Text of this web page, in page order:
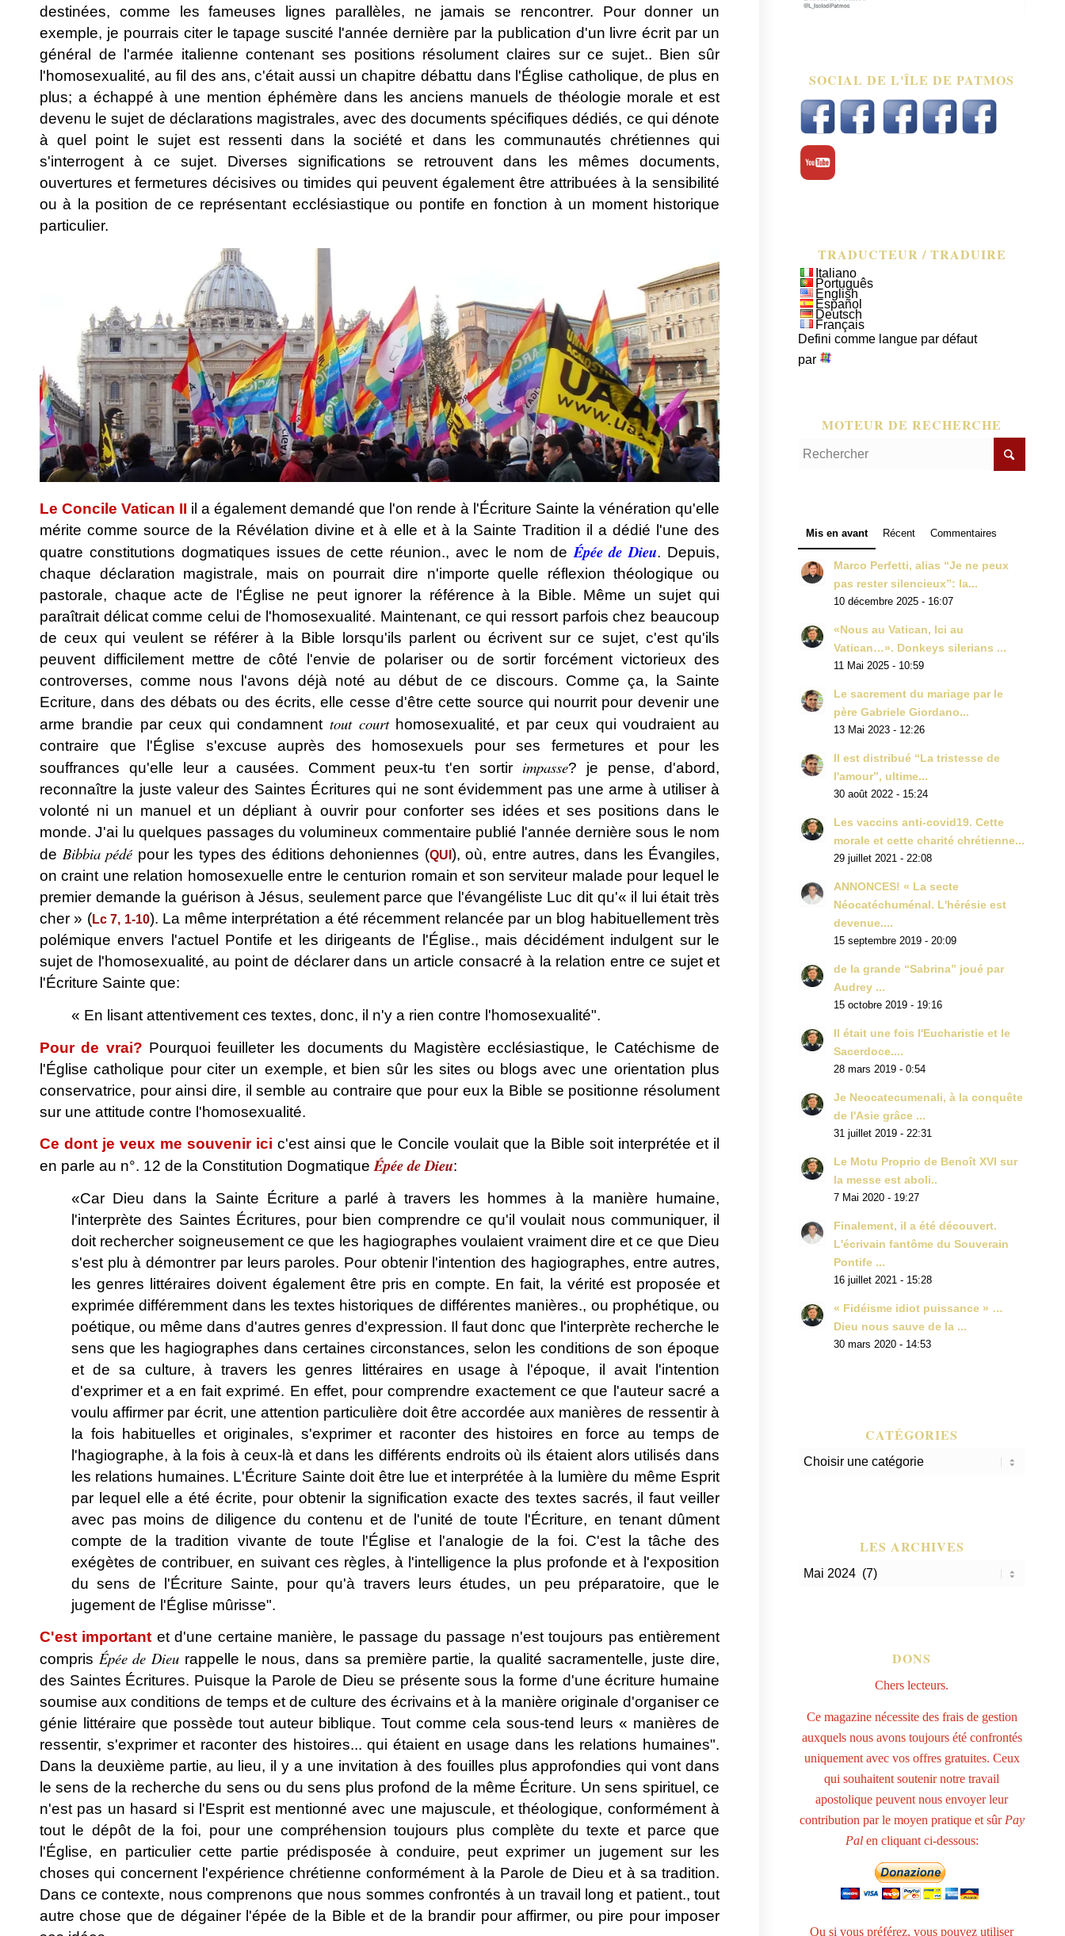
destinées, comme les fameuses lignes parallèles, ne jamais se rencontrer. Pour donner un
exemple, je pourrais citer le tapage suscité l'année dernière par la publication d'un livre écrit par un
général de l'armée italienne contenant ses positions résolument claires sur ce sujet.. Bien sûr
l'homosexualité, au fil des ans, c'était aussi un chapitre débattu dans l'Église catholique, de plus en
plus; a échappé à une mention éphémère dans les anciens manuels de théologie morale et est
devenu le sujet de déclarations magistrales, avec des documents spécifiques dédiés, ce qui dénote
à quel point le sujet est ressenti dans la société et dans les communautés chrétiennes qui
s'interrogent à ce sujet. Diverses significations se retrouvent dans les mêmes documents,
ouvertures et fermetures décisives ou timides qui peuvent également être attribuées à la sensibilité
ou à la position de ce représentant ecclésiastique ou pontife en fonction à un moment historique
particulier.
Le Concile Vatican II il a également demandé que l'on rende à l'Écriture Sainte la vénération qu'elle
mérite comme source de la Révélation divine et à elle et à la Sainte Tradition il a dédié l'une des
quatre constitutions dogmatiques issues de cette réunion., avec le nom deÉpée de Dieu. Depuis,
chaque déclaration magistrale, mais on pourrait dire n'importe quelle réflexion théologique ou
pastorale, chaque acte de l'Église ne peut ignorer la référence à la Bible. Même un sujet qui
paraîtrait délicat comme celui de l'homosexualité. Maintenant, ce qui ressort parfois chez beaucoup
de ceux qui veulent se référer à la Bible lorsqu'ils parlent ou écrivent sur ce sujet, c'est qu'ils
peuvent difficilement mettre de côté l'envie de polariser ou de sortir forcément victorieux des
controverses, comme nous l'avons déjà noté au début de ce discours. Comme ça, la Sainte
Ecriture, dans des débats ou des écrits, elle cesse d'être cette source qui nourrit pour devenir une
arme brandie par ceux qui condamnent tout courthomosexualité, et par ceux qui voudraient au
contraire que l'Église s'excuse auprès des homosexuels pour ses fermetures et pour les
souffrances qu'elle leur a causées. Comment peux-tu t'en sortir impasse? je pense, d'abord,
reconnaître la juste valeur des Saintes Écritures qui ne sont évidemment pas une arme à utiliser à
volonté ni un manuel et un dépliant à ouvrir pour conforter ses idées et ses positions dans le
monde. J'ai lu quelques passages du volumineux commentaire publié l'année dernière sous le nom
de Bibbia pédé pour les types des éditions dehoniennes (QUI ), où, entre autres, dans les Évangiles,
on craint une relation homosexuelle entre le centurion romain et son serviteur malade pour lequel le
premier demande la guérison à Jésus, seulement parce que l'évangéliste Luc dit qu'« il lui était très
cher » (Lc 7, 1-10). La même interprétation a été récemment relancée par un blog habituellement très
polémique envers l'actuel Pontife et les dirigeants de l'Église., mais décidément indulgent sur le
sujet de l'homosexualité, au point de déclarer dans un article consacré à la relation entre ce sujet et
l'Écriture Sainte que:
« En lisant attentivement ces textes, donc, il n'y a rien contre l'homosexualité".
Pour de vrai? Pourquoi feuilleter les documents du Magistère ecclésiastique, le Catéchisme de
l'Église catholique pour citer un exemple, et bien sûr les sites ou blogs avec une orientation plus
conservatrice, pour ainsi dire, il semble au contraire que pour eux la Bible se positionne résolument
sur une attitude contre l'homosexualité.
Ce dont je veux me souvenir ici c'est ainsi que le Concile voulait que la Bible soit interprétée et il
en parle au n°. 12 de la Constitution Dogmatique Épée de Dieu:
«Car Dieu dans la Sainte Écriture a parlé à travers les hommes à la manière humaine,
l'interprète des Saintes Écritures, pour bien comprendre ce qu'il voulait nous communiquer, il
doit rechercher soigneusement ce que les hagiographes voulaient vraiment dire et ce que Dieu
s'est plu à démontrer par leurs paroles. Pour obtenir l'intention des hagiographes, entre autres,
les genres littéraires doivent également être pris en compte. En fait, la vérité est proposée et
exprimée différemment dans les textes historiques de différentes manières., ou prophétique, ou
poétique, ou même dans d'autres genres d'expression. Il faut donc que l'interprète recherche le
sens que les hagiographes dans certaines circonstances, selon les conditions de son époque
et de sa culture, à travers les genres littéraires en usage à l'époque, il avait l'intention
d'exprimer et a en fait exprimé. En effet, pour comprendre exactement ce que l'auteur sacré a
voulu affirmer par écrit, une attention particulière doit être accordée aux manières de ressentir à
la fois habituelles et originales, s'exprimer et raconter des histoires en force au temps de
l'hagiographe, à la fois à ceux-là et dans les différents endroits où ils étaient alors utilisés dans
les relations humaines. L'Écriture Sainte doit être lue et interprétée à la lumière du même Esprit
par lequel elle a été écrite, pour obtenir la signification exacte des textes sacrés, il faut veiller
avec pas moins de diligence du contenu et de l'unité de toute l'Écriture, en tenant dûment
compte de la tradition vivante de toute l'Église et l'analogie de la foi. C'est la tâche des
exégètes de contribuer, en suivant ces règles, à l'intelligence la plus profonde et à l'exposition
du sens de l'Écriture Sainte, pour qu'à travers leurs études, un peu préparatoire, que le
jugement de l'Église mûrisse".
C'est important et d'une certaine manière, le passage du passage n'est toujours pas entièrement
compris Épée de Dieu rappelle le nous, dans sa première partie, la qualité sacramentelle, juste dire,
des Saintes Écritures. Puisque la Parole de Dieu se présente sous la forme d'une écriture humaine
soumise aux conditions de temps et de culture des écrivains et à la manière originale d'organiser ce
génie littéraire que possède tout auteur biblique. Tout comme cela sous-tend leurs « manières de
ressentir, s'exprimer et raconter des histoires... qui étaient en usage dans les relations humaines".
Dans la deuxième partie, au lieu, il y a une invitation à des fouilles plus approfondies qui vont dans
le sens de la recherche du sens ou du sens plus profond de la même Écriture. Un sens spirituel, ce
n'est pas un hasard si l'Esprit est mentionné avec une majuscule, et théologique, conformément à
tout le dépôt de la foi, pour une compréhension toujours plus complète du texte et parce que
l'Église, en particulier cette partie prédisposée à conduire, peut exprimer un jugement sur les
choses qui concernent l'expérience chrétienne conformément à la Parole de Dieu et à sa tradition.
Dans ce contexte, nous comprenons que nous sommes confrontés à un travail long et patient., tout
autre chose que de dégainer l'épée de la Bible et de la brandir pour affirmer, ou pire pour imposer
SOCIAL DE L'ÎLE DE PATMOS
TRADUCTEUR / TRADUIRE
Italiano
Português
English
Español
Deutsch
Français
Defini comme langue par défaut
par
MOTEUR DE RECHERCHE
Mis en avant Récent Commentaires
Marco Perfetti, alias “Je ne peux
pas rester silencieux”: la...
10 décembre 2025 - 16:07
«Nous au Vatican, Ici au
Vatican…». Donkeys silerians ...
11 Mai 2025 - 10:59
Le sacrement du mariage par le
père Gabriele Giordano...
13 Mai 2023 - 12:26
Il est distribué “La tristesse de
l'amour”, ultime...
30 août 2022 - 15:24
Les vaccins anti-covid19. Cette
morale et cette charité chrétienne...
29 juillet 2021 - 22:08
ANNONCES! « La secte
Néocatéchuménal. L'hérésie est
devenue....
15 septembre 2019 - 20:09
de la grande “Sabrina” joué par
Audrey ...
15 octobre 2019 - 19:16
Il était une fois l'Eucharistie et le
Sacerdoce....
28 mars 2019 - 0:54
Je Neocatecumenali, à la conquête
de l'Asie grâce ...
31 juillet 2019 - 22:31
Le Motu Proprio de Benoît XVI sur
la messe est aboli..
7 Mai 2020 - 19:27
Finalement, il a été découvert.
L'écrivain fantôme du Souverain
Pontife ...
16 juillet 2021 - 15:28
« Fidéisme idiot puissance » …
Dieu nous sauve de la ...
30 mars 2020 - 14:53
CATÉGORIES
Catégories
LES ARCHIVES
DONS
Chers lecteurs.
Ce magazine nécessite des frais de gestion
auxquels nous avons toujours été confrontés
uniquement avec vos offres gratuites. Ceux
qui souhaitent soutenir notre travail
apostolique peuvent nous envoyer leur
contribution par le moyen pratique et sûr Pay
Palen cliquant ci-dessous:
Ou si vous préférez, vous pouvez utiliser